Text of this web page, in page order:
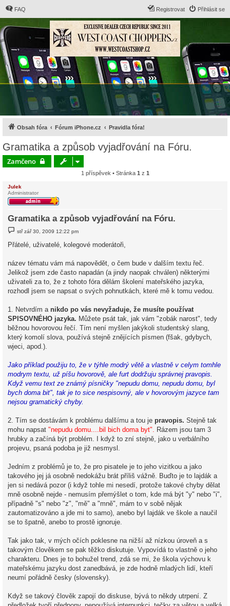
FAQ Přihlásit se
Registrovat
Obsah fóra Fórum iPhone.cz Pravidla fóra!
Gramatika a způsob vyjadřování na Fóru.
Zamčeno
1 příspěvek • Stránka 1 z 1
Julek
Administrator
Gramatika a způsob vyjadřování na Fóru.
í
s
v
e
k
stř zář 30, 2009 12:22 pm
Přátelé, uživatelé, kolegové moderátoři,
název tématu vám má napovědět, o čem bude v dalším textu řeč.
Jelikož jsem zde často napadán (a jindy naopak chválen) některými
uživateli za to, že z tohoto fóra dělám školení mateřského jazyka,
rozhodl jsem se napsat o svých pohnutkách, které mě k tomu vedou.
1. Netvrdím a nikdo po vás nevyžaduje, že musíte používat
SPISOVNÉHO jazyka. Můžete psát tak, jak vám "zobák narost", tedy
běžnou hovorovou řečí. Tím není myšlen jakýkoli studentský slang,
který komolí slova, používá stejně znějících písmen (fšak, gdybych,
wjeci, apod.).
Jako příklad použiju to, že v týhle modrý větě a vlastně v celym tomhle
modrym textu, už píšu hovorově, ale furt dodržuju správnej pravopis.
Když vemu text ze známý písničky "nepudu domu, nepudu domu, byl
bych doma bit", tak je to sice nespisovný, ale v hovorovým jazyce tam
nejsou gramatický chyby.
2. Tím se dostávám k problému dalšímu a tou je pravopis. Stejně tak
mohu napsat "nepudu domu....bil bich doma byt". Rázem jsou tam 3
hrubky a začíná být problém. I když to zní stejně, jako u verbálního
projevu, psaná podoba je již nesmysl.
Jedním z problémů je to, že pro pisatele je to jeho vizitkou a jako
takového jej já osobně nedokážu brát příliš vážně. Buďto je to lajdák a
jen si nedává pozor (i když tohle mi nesedí, protože takové chyby dělat
mně osobně nejde - nemusím přemýšlet o tom, kde má být "y" nebo "i",
případně "s" nebo "z", "mě" a "mně", mám to v sobě nějak
zautomatizováno a jde mi to samo), anebo byl lajdák ve škole a naučil
se to špatně, anebo to prostě ignoruje.
Tak jako tak, v mých očích poklesne na nižší až nízkou úroveň a s
takovým člověkem se pak těžko diskutuje. Vypovídá to vlastně o jeho
charakteru. Dnes je to bohužel trend, zdá se mi, že škola výchovu k
mateřskému jazyku dost zanedbává, je zde hodně mladých lidí, kteří
neumí pořádně česky (slovensky).
Když se takový člověk zapojí do diskuse, bývá to někdy utrpení. Z